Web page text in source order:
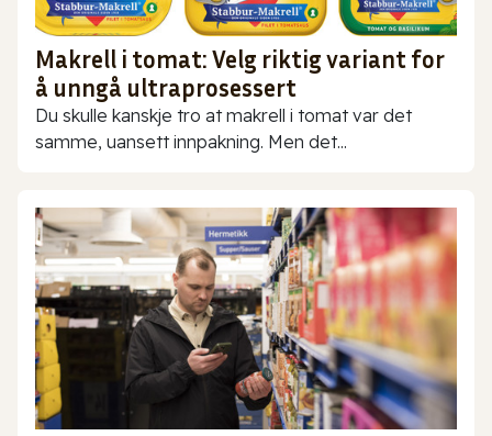
Makrell i tomat: Velg riktig variant for
å unngå ultraprosessert
Du skulle kanskje tro at makrell i tomat var det
samme, uansett innpakning. Men det...